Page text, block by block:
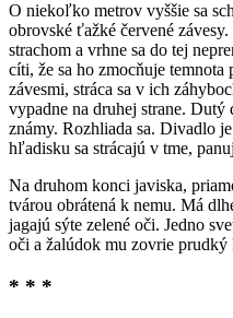
O niekoľko metrov vyššie sa
obrovské ťažké červené
strachom a vrhne sa do tej
cíti, že sa ho zmocňuje
závesmi, stráca sa v ich
vypadne na druhej strane.
známy. Rozhliada sa. Divadlo
hľadisku sa strácajú v tme,
Na druhom konci javiska,
tvárou obrátená k nemu. Má
jagajú sýte zelené oči. Jedno
oči a žalúdok mu zovrie prudký
* * *